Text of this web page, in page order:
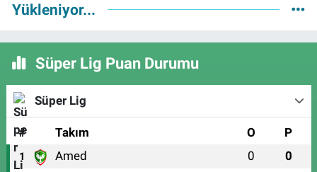
Yükleniyor...
Süper Lig Puan Durumu
Süper Lig
# Takım O P
1 Amed 0 0